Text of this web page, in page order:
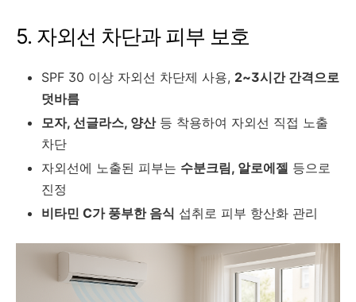
5. 자외선 차단과 피부 보호
SPF 30 이상 자외선 차단제 사용, 2~3시간 간격으로
덧바름
모자, 선글라스, 양산등 착용하여 자외선 직접 노출
차단
자외선에 노출된 피부는 수분크림, 알로에젤 등으로
진정
비타민 C가 풍부한 음식 섭취로 피부 항산화 관리